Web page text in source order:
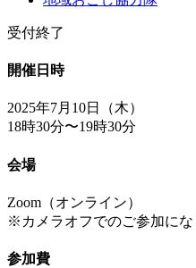
受付終了
開催日時
2025年7月10日（木）
18時30分〜19時30分
会場
Zoom（オンライン）
※カメラオフでのご参加にな
参加費